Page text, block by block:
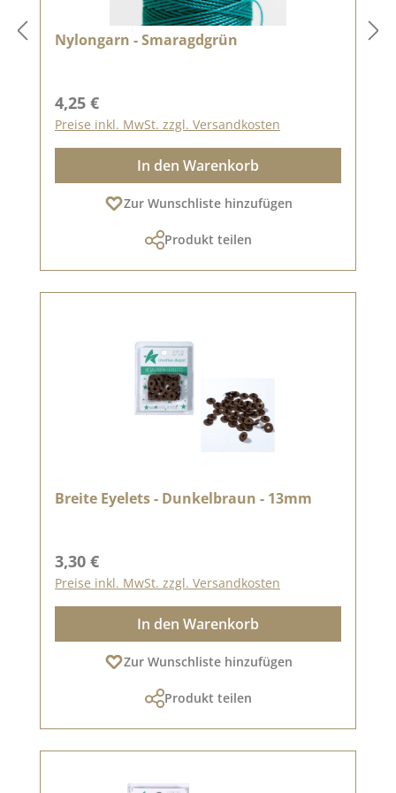
Nylongarn - Smaragdgrün
Regulärer Preis:
4,25 €
Preise inkl. MwSt. zzgl. Versandkosten
In den Warenkorb
Zur Wunschliste hinzufügen
Produkt teilen
Breite Eyelets - Dunkelbraun - 13mm
Regulärer Preis:
3,30 €
Preise inkl. MwSt. zzgl. Versandkosten
In den Warenkorb
Zur Wunschliste hinzufügen
Produkt teilen